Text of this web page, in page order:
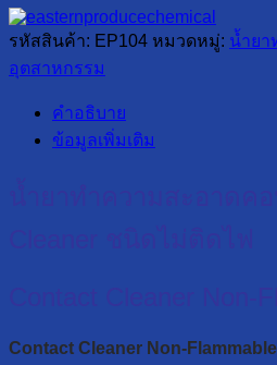
รหัสสินค้า: EP104 หมวดหมู่: น้ำยา
อุตสาหกรรม
คำอธิบาย
ข้อมูลเพิ่มเติม
Contact Cleaner Non-Flammable